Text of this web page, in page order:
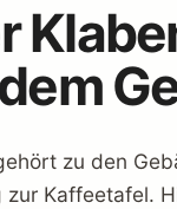
zu den
zur Kaffeetafel.